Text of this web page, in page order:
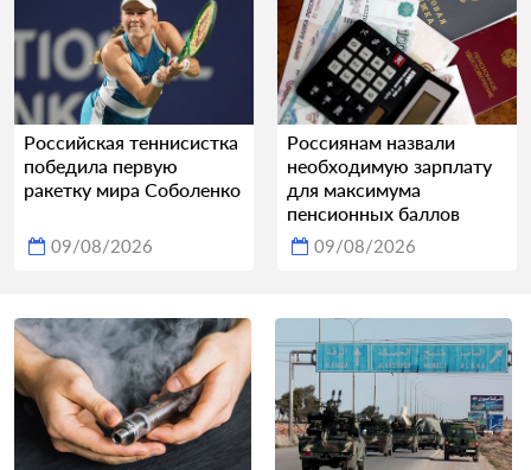
Российская теннисистка
победила первую
ракетку мира Соболенко
09/08/2026
Россиянам назвали
необходимую зарплату
для максимума
пенсионных баллов
09/08/2026